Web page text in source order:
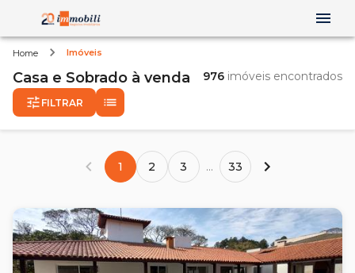
Home Imóveis
Casa e Sobrado à venda 976 imóveis encontrados
FILTRAR
1 2 3 ... 33